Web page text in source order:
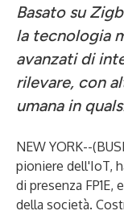
Basato su
la tecnologia
avanzati di
rilevare, con
umana in
NEW YORK--(
pioniere dell'IoT,
di presenza
della società.